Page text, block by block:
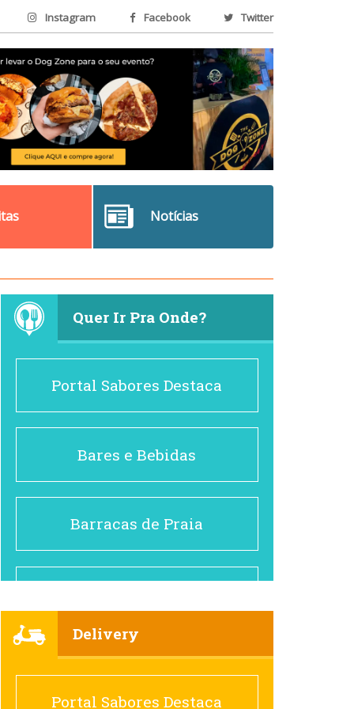
Instagram Facebook Twitter
Notícias
Quer Ir Pra Onde?
Portal Sabores Destaca
Bares e Bebidas
Barracas de Praia
Cafés
Delivery
Portal Sabores Destaca